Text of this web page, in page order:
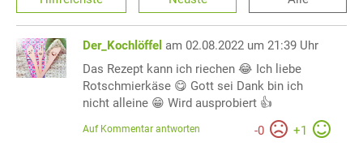
Der_Kochlöffel am 02.08.2022 um 21:39 Uhr
Das Rezept kann ich riechen 😂 Ich liebe
Rotschmierkäse 😋 Gott sei Dank bin ich
nicht alleine 😁 Wird ausprobiert 👍
-0 +1
Auf Kommentar antworten